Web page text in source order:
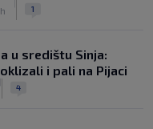
1
u središtu Sinja:
i pali na Pijaci
4